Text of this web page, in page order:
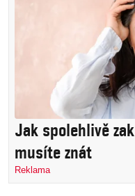
Jak spolehlivě
musíte znát
Reklama